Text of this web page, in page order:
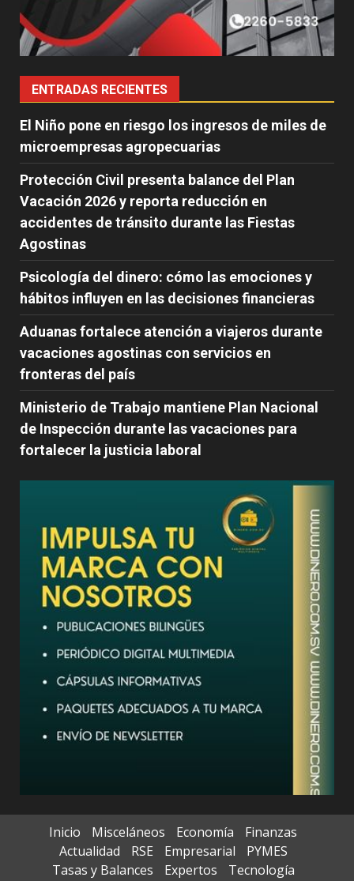
ENTRADAS RECIENTES
El Niño pone en riesgo los ingresos de miles de
microempresas agropecuarias
Protección Civil presenta balance del Plan
Vacación 2026 y reporta reducción en
accidentes de tránsito durante las Fiestas
Agostinas
Psicología del dinero: cómo las emociones y
hábitos influyen en las decisiones financieras
Aduanas fortalece atención a viajeros durante
vacaciones agostinas con servicios en
fronteras del país
Ministerio de Trabajo mantiene Plan Nacional
de Inspección durante las vacaciones para
fortalecer la justicia laboral
Inicio Misceláneos Economía
Finanzas
Actualidad
RSE Empresarial
PYMES
Tasas y Balances
Expertos
Tecnología